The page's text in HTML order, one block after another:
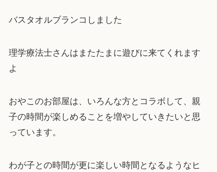
バスタオルブランコしました
理学療法士さんはまたたまに遊びに来てくれます
よ
おやこのお部屋は、いろんな方とコラボして、親
子の時間が楽しめることを増やしていきたいと思
っています。
わが子との時間が更に楽しい時間となるようなヒ